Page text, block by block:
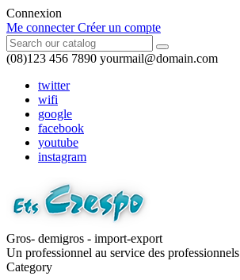
Connexion
Me connecter Créer un compte
(08)123 456 7890 yourmail@domain.com
twitter
wifi
google
facebook
youtube
instagram
Gros- demigros - import-export
Un professionnel au service des professionnels
Category